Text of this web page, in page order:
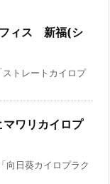
ィス 新福(シ
トレートカイロプ
ワリカイロプ
向日葵カイロプラク